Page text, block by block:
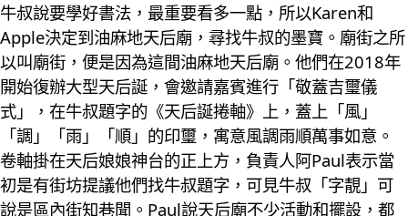
牛叔說要學好書法，最重要看多一點，所以Karen和
Apple決定到油麻地天后廟，尋找牛叔的墨寶。廟街之所
以叫廟街，便是因為這間油麻地天后廟。他們在2018年
開始復辦大型天后誕，會邀請嘉賓進行「敬蓋吉璽儀
式」，在牛叔題字的《天后誕捲軸》上，蓋上「風」
「調」「雨」「順」的印璽，寓意風調雨順萬事如意。
卷軸掛在天后娘娘神台的正上方，負責人阿Paul表示當
初是有街坊提議他們找牛叔題字，可見牛叔「字靚」可
說是區內街知巷聞。Paul說天后廟不少活動和擺設，都